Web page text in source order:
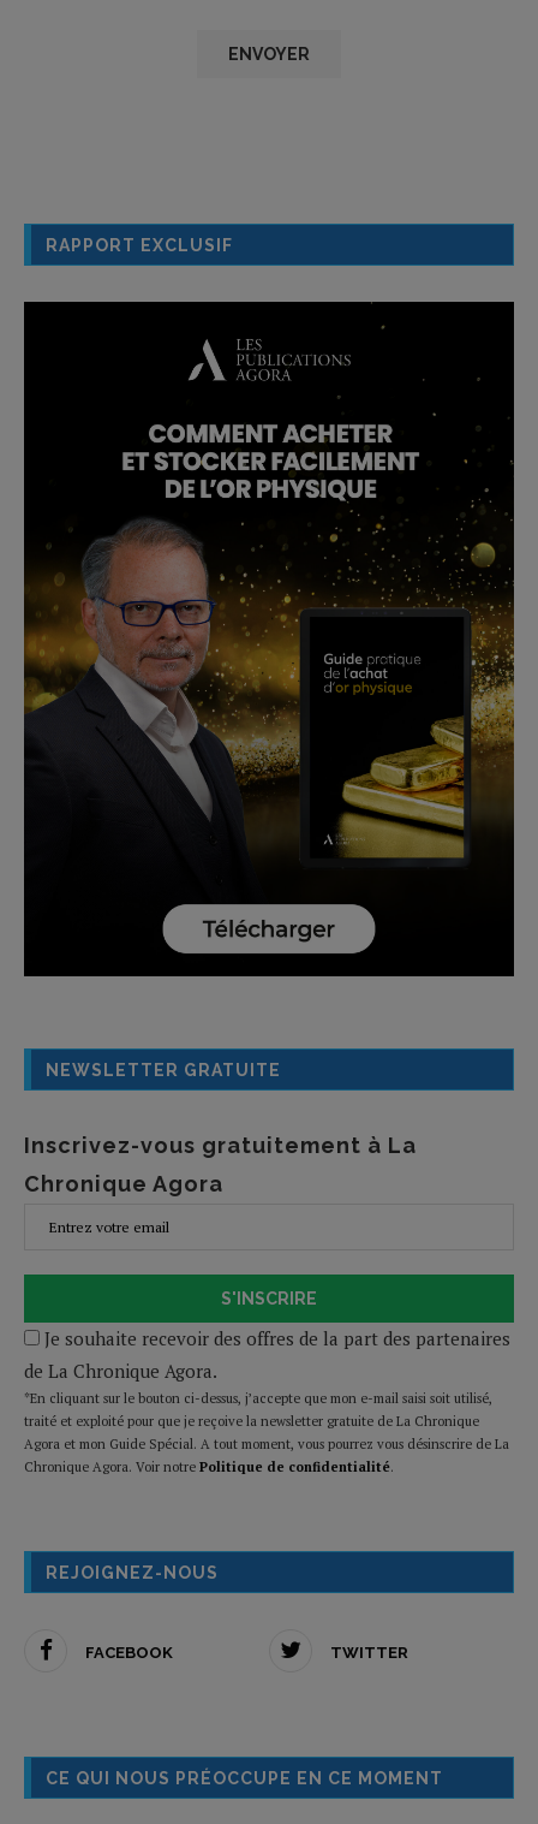
RAPPORT EXCLUSIF
NEWSLETTER GRATUITE
Inscrivez-vous gratuitement à La
Chronique Agora
S'INSCRIRE
Je souhaite recevoir des offres de la part des partenaires
de La Chronique Agora.
*En cliquant sur le bouton ci-dessus, j’accepte que mon e-mail saisi soit utilisé,
traité et exploité pour que je reçoive la newsletter gratuite de La Chronique
Agora et mon Guide Spécial. A tout moment, vous pourrez vous désinscrire de La
Chronique Agora. Voir notre Politique de confidentialité.
REJOIGNEZ-NOUS
FACEBOOK TWITTER
CE QUI NOUS PRÉOCCUPE EN CE MOMENT